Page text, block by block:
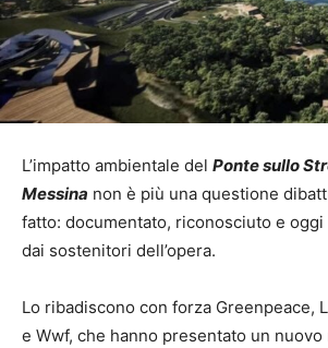
L’impatto ambientale del Ponte sullo
Messina non è più una questione
fatto: documentato, riconosciuto e
dai sostenitori dell’opera.
Lo ribadiscono con forza Greenpeace,
e Wwf, che hanno presentato un nuovo